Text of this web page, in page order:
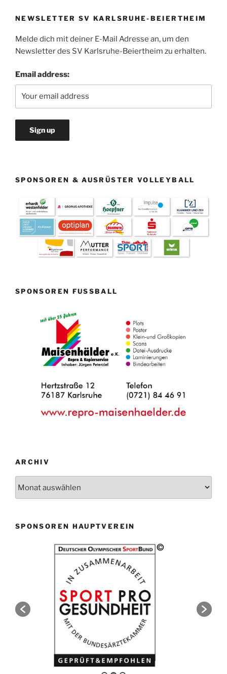
NEWSLETTER SV KARLSRUHE-BEIERTHEIM
Melde dich mit deiner E-Mail Adresse an, um den
Newsletter des SV Karlsruhe-Beiertheim zu erhalten.
Email address:
SPONSOREN & AUSRÜSTER VOLLEYBALL
SPONSOREN FUSSBALL
ARCHIV
SPONSOREN HAUPTVEREIN